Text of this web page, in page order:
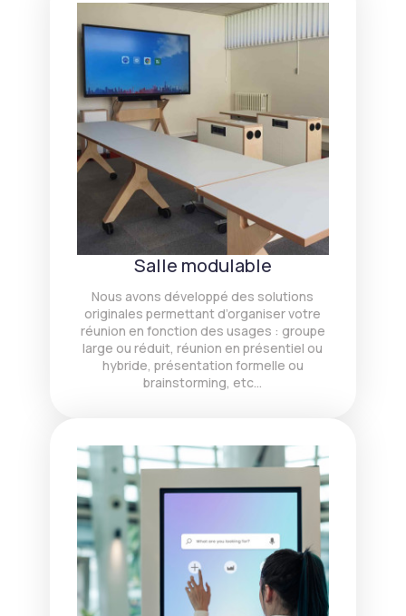
Salle modulable
Nous avons développé des solutions
originales permettant d’organiser votre
réunion en fonction des usages : groupe
large ou réduit, réunion en présentiel ou
hybride, présentation formelle ou
brainstorming, etc…